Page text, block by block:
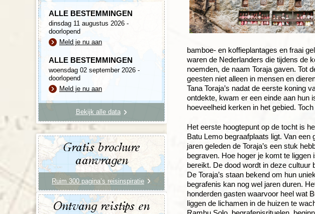
bamboe- en koffieplantages en fraai
waren de Nederlanders die tijdens de
noemden, de naam Toraja gaven. Tot
geesten niet alleen in mensen en
Tana Toraja’s nadat de eerste koning
ontdekte, kwam er een einde aan hun
hoeveelheid kerken in het gebied.
Het eerste hoogtepunt op de tocht is
Batu Lemo begraafplaats ligt. Van
jaren geleden de Toraja’s een stuk
begraven. Hoe hoger je komt te
bereikt. De dood wordt in deze cultuur
De Toraja’s staan bekend om hun
begrafenis kan nog wel jaren duren.
honderden gasten waarvoor heel wat
liggen de lichamen in de huizen te
ALLE BESTEMMINGEN
dinsdag 11 augustus 2026 -
doorlopend
Meld je nu aan
ALLE BESTEMMINGEN
woensdag 02 september 2026 -
doorlopend
Meld je nu aan
Bekijk alle data
Gratis brochure
aanvragen
Ruim 300 pagina’s reisinspiratie
Ontvang reistips en